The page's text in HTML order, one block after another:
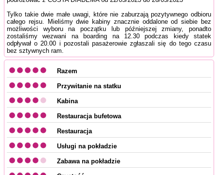
Tylko takie dwie małe uwagi, które nie zaburzają pozytywnego odbioru
całego rejsu. Mieliśmy dwie kabiny znacznie oddalone od siebie bez
możliwości wyboru na początku lub późniejszej zmiany, ponadto
zostaliśmy wezwani na boarding na 12.30 podczas kiedy statek
odpływał o 20.00 i pozostali pasażerowie zgłaszali się do tego czasu
bez sztywnych ram.
Razem
Przywitanie na statku
Kabina
Restauracja bufetowa
Restauracja
Usługi na pokładzie
Zabawa na pokładzie